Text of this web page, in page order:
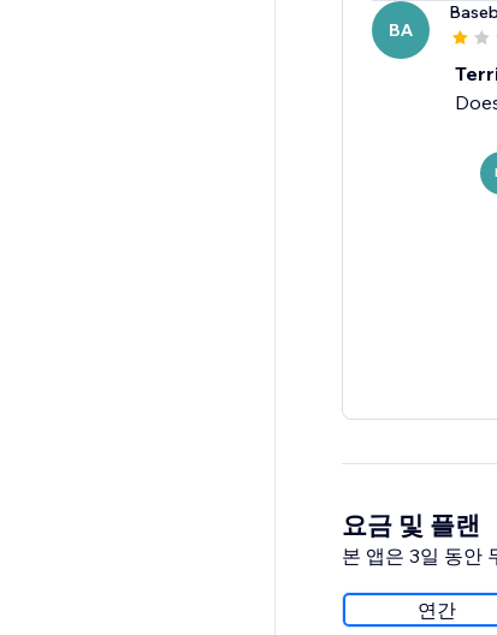
BA
요금 및 플랜
본 앱은 3일 동안
연간